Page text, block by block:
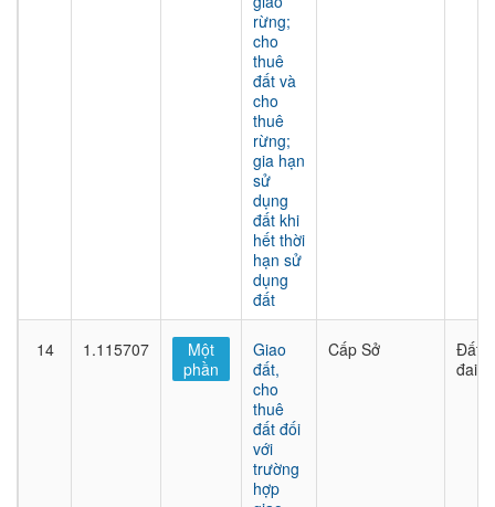
rừng;
cho
thuê
đất và
cho
thuê
rừng;
gia hạn
sử
dụng
đất khi
hết thời
hạn sử
dụng
đất
14 1.115707
Một
phần
Giao
đất,
cho
thuê
đất đối
với
trường
hợp
Cấp Sở
Đất
đai